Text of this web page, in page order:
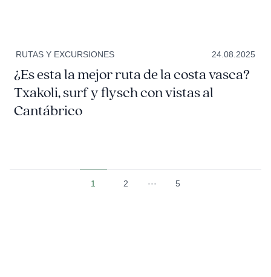
RUTAS Y EXCURSIONES 24.08.2025
¿Es esta la mejor ruta de la costa vasca?
Txakoli, surf y flysch con vistas al
Cantábrico
1 2 ··· 5